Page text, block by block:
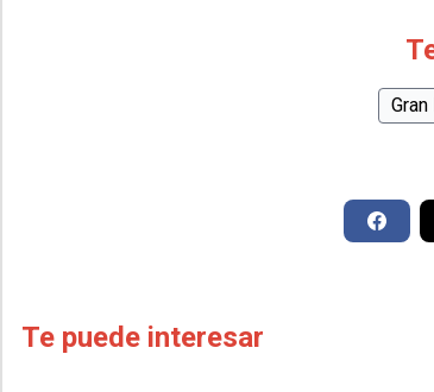
Te puede interesar